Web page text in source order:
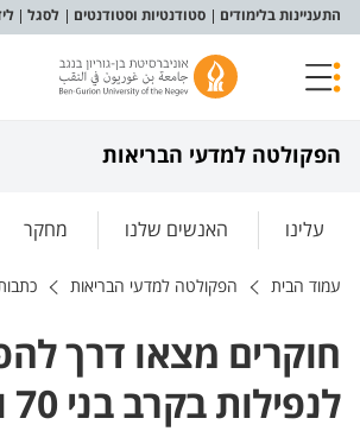
תפריט נגישות
התעניינות בלימודים סטודנטיות וסטודנטים לסגל
הפקולטה למדעי הבריאות
עלינו האנשים שלנו מחקר
עמוד הבית הפקולטה למדעי הבריאות
חוקרים מצאו דרך